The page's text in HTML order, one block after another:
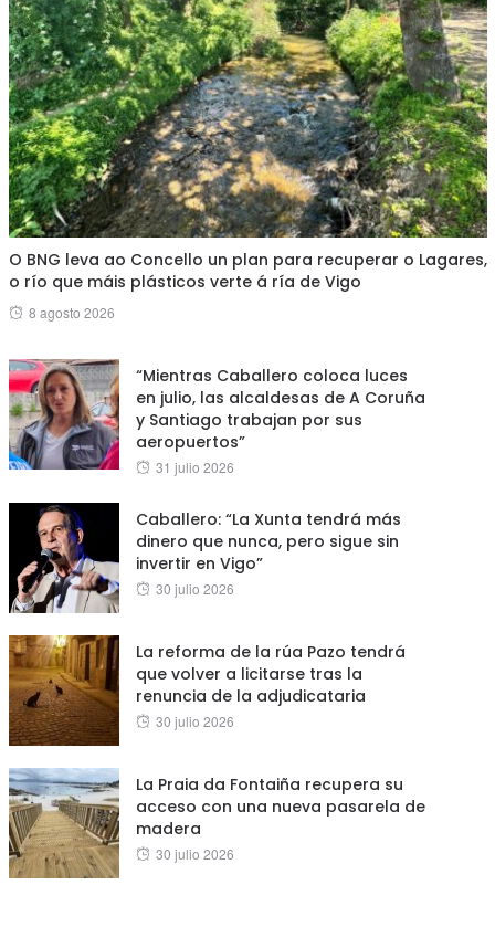
O BNG leva ao Concello un plan para recuperar o Lagares,
o río que máis plásticos verte á ría de Vigo
Posted
8 agosto 2026
“Mientras Caballero coloca luces
en julio, las alcaldesas de A Coruña
y Santiago trabajan por sus
aeropuertos”
Posted
31 julio 2026
Caballero: “La Xunta tendrá más
dinero que nunca, pero sigue sin
invertir en Vigo”
Posted
30 julio 2026
La reforma de la rúa Pazo tendrá
que volver a licitarse tras la
renuncia de la adjudicataria
Posted
30 julio 2026
La Praia da Fontaiña recupera su
acceso con una nueva pasarela de
madera
Posted
30 julio 2026